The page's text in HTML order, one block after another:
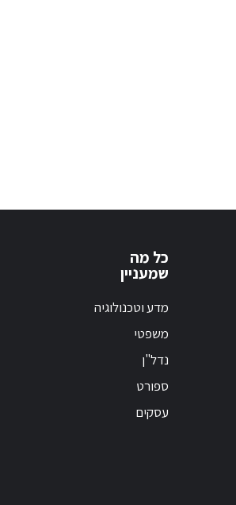
כל מה
שמעניין
מדע וטכנולוגיה
משפטי
נדל"ן
ספורט
עסקים